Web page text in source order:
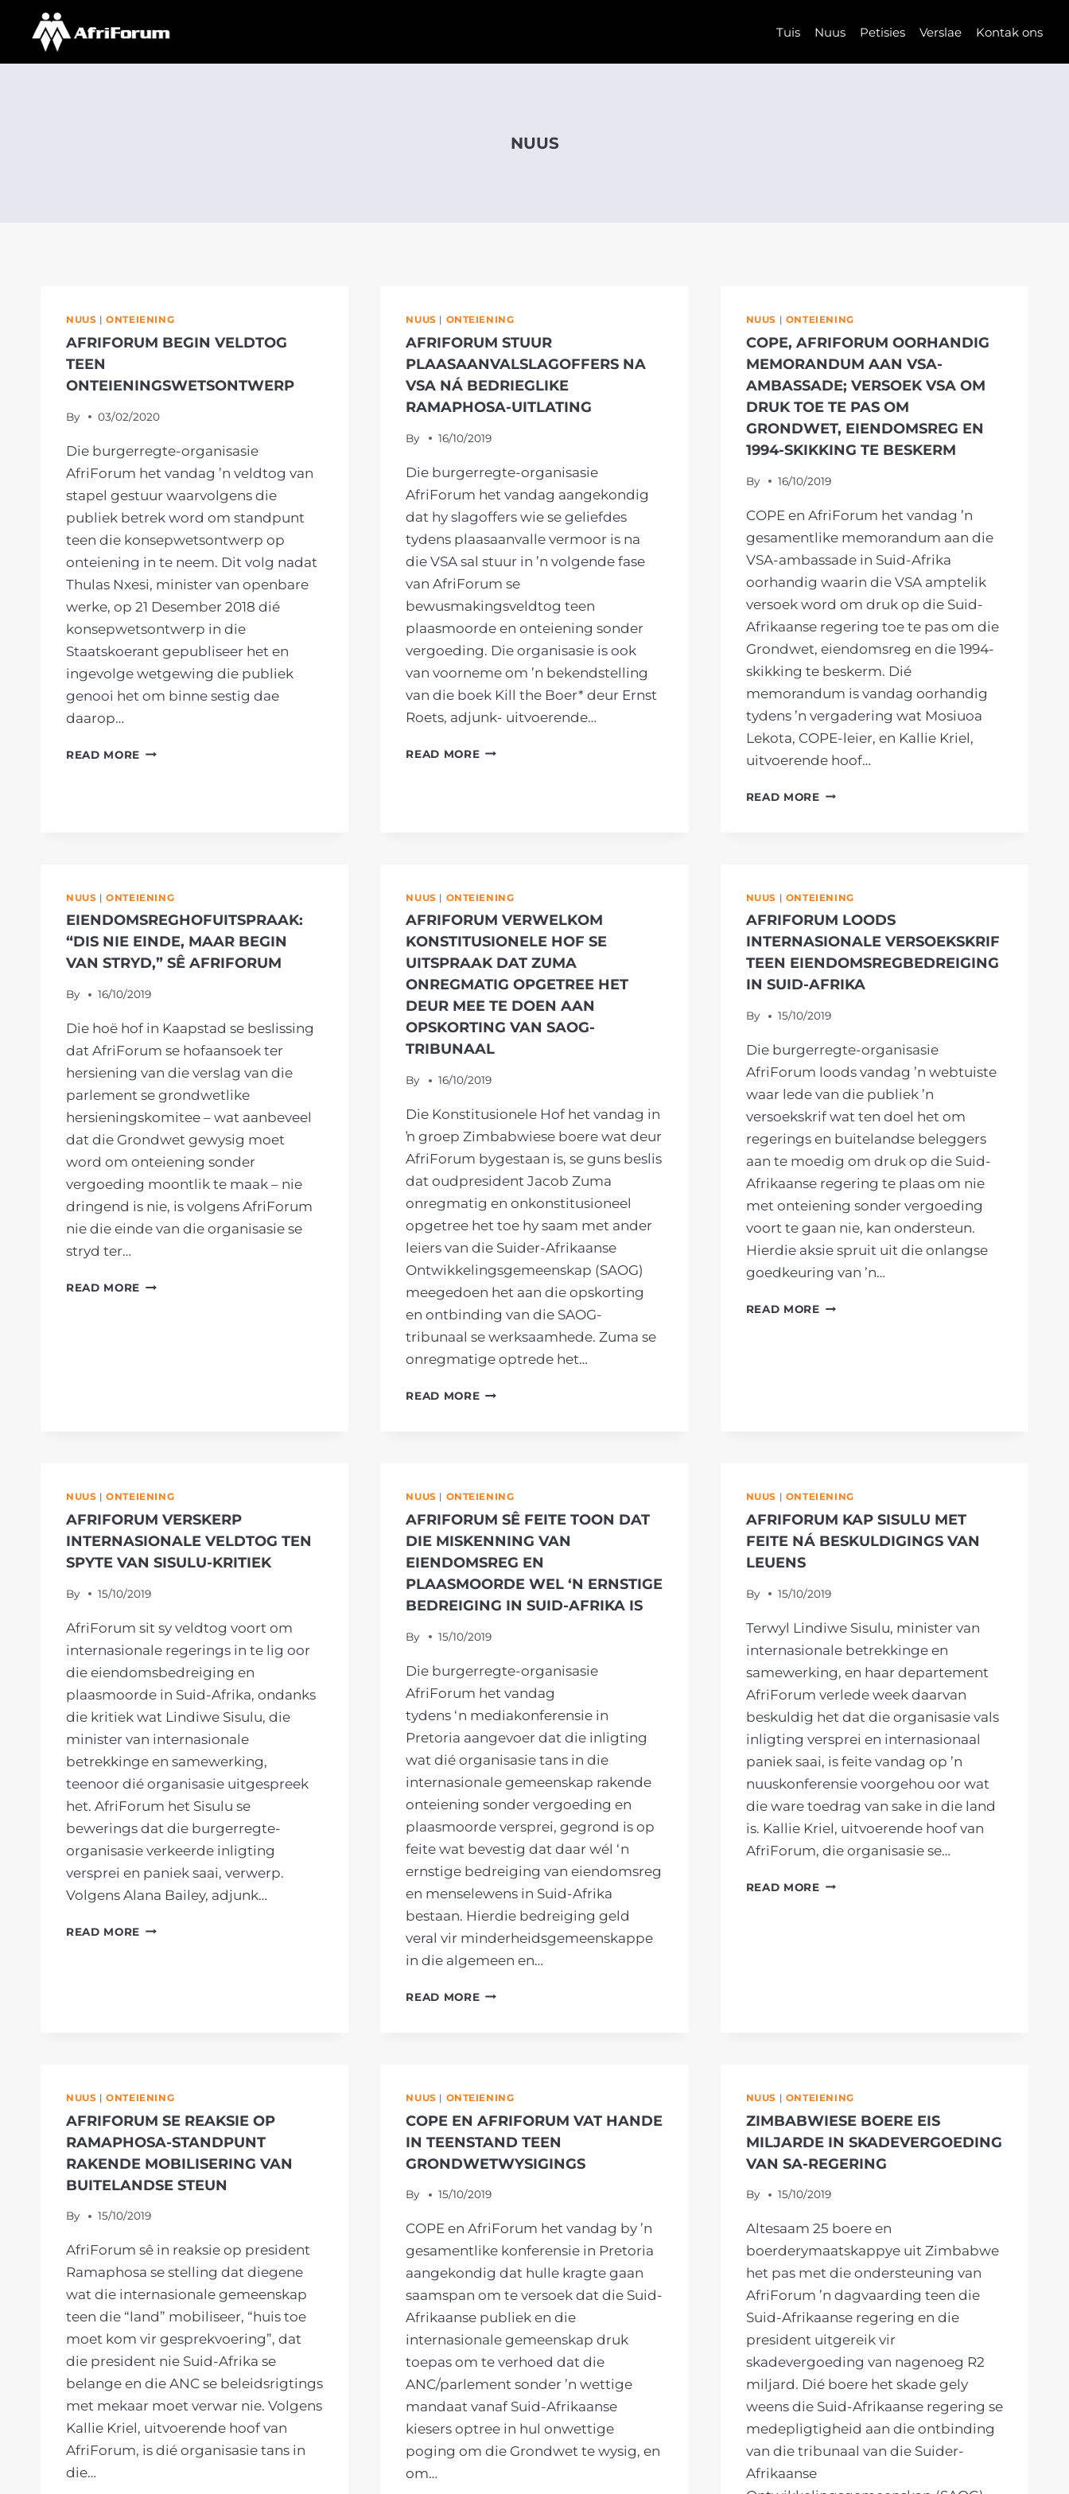
content
Tuis Nuus Petisies Verslae Kontak ons
NUUS
NUUS |ONTEIENING
AFRIFORUM BEGIN VELDTOG
TEEN
ONTEIENINGSWETSONTWERP
By 03/02/2020
Die burgerregte-organisasie
AfriForum het vandag ’n veldtog van
stapel gestuur waarvolgens die
publiek betrek word om standpunt
teen die konsepwetsontwerp op
onteiening in te neem. Dit volg nadat
Thulas Nxesi, minister van openbare
werke, op 21 Desember 2018 dié
konsepwetsontwerp in die
Staatskoerant gepubliseer het en
ingevolge wetgewing die publiek
genooi het om binne sestig dae
daarop…
READ MORE AFRIFORUM
NUUS | ONTEIENING
AFRIFORUM STUUR
PLAASAANVALSLAGOFFERS NA
VSA NÁ BEDRIEGLIKE
RAMAPHOSA-UITLATING
By 16/10/2019
Die burgerregte-organisasie
AfriForum het vandag aangekondig
dat hy slagoffers wie se geliefdes
tydens plaasaanvalle vermoor is na
die VSA sal stuur in ’n volgende fase
van AfriForum se
bewusmakingsveldtog teen
plaasmoorde en onteiening sonder
vergoeding. Die organisasie is ook
van voorneme om ’n bekendstelling
van die boek Kill the Boer* deur Ernst
Roets, adjunk- uitvoerende…
READ MOREAFRIFORUM
UITLATING
NUUS | ONTEIENING
COPE, AFRIFORUM OORHANDIG
MEMORANDUM AAN VSA-
AMBASSADE; VERSOEK VSA OM
DRUK TOE TE PAS OM
GRONDWET, EIENDOMSREG EN
1994-SKIKKING TE BESKERM
By 16/10/2019
COPE en AfriForum het vandag ’n
gesamentlike memorandum aan die
VSA-ambassade in Suid-Afrika
oorhandig waarin die VSA amptelik
versoek word om druk op die Suid-
Afrikaanse regering toe te pas om die
Grondwet, eiendomsreg en die 1994-
skikking te beskerm. Dié
memorandum is vandag oorhandig
tydens ’n vergadering wat Mosiuoa
Lekota, COPE-leier, en Kallie Kriel,
uitvoerende hoof…
READ MORECOPE,
AMBASSADE;
VERSOEK
VSA
OM
TOE
TE
OM
GRONDWET,
EN
1994-
SKIKKING
TE
BESKERM
NUUS |ONTEIENING
EIENDOMSREGHOFUITSPRAAK:
“DIS NIE EINDE, MAAR BEGIN
VAN STRYD,” SÊ AFRIFORUM
By 16/10/2019
Die hoë hof in Kaapstad se beslissing
dat AfriForum se hofaansoek ter
hersiening van die verslag van die
parlement se grondwetlike
hersieningskomitee – wat aanbeveel
dat die Grondwet gewysig moet
word om onteiening sonder
vergoeding moontlik te maak – nie
dringend is nie, is volgens AfriForum
nie die einde van die organisasie se
stryd ter…
READ MORE EIENDOMSREGHOFUITSPRAAK:
NUUS | ONTEIENING
AFRIFORUM VERWELKOM
KONSTITUSIONELE HOF SE
UITSPRAAK DAT ZUMA
ONREGMATIG OPGETREE HET
DEUR MEE TE DOEN AAN
OPSKORTING VAN SAOG-
TRIBUNAAL
By 16/10/2019
Die Konstitusionele Hof het vandag in
ŉ groep Zimbabwiese boere wat deur
AfriForum bygestaan is, se guns beslis
dat oudpresident Jacob Zuma
onregmatig en onkonstitusioneel
opgetree het toe hy saam met ander
leiers van die Suider-Afrikaanse
Ontwikkelingsgemeenskap (SAOG)
meegedoen het aan die opskorting
en ontbinding van die SAOG-
tribunaal se werksaamhede. Zuma se
onregmatige optrede het…
READ MOREAFRIFORUM
DAT
ZUMA
ONREGMATIG
OPGETREE
DEUR
MEE
AAN
SAOG-
TRIBUNAAL
NUUS | ONTEIENING
AFRIFORUM LOODS
INTERNASIONALE VERSOEKSKRIF
TEEN EIENDOMSREGBEDREIGING
IN SUID-AFRIKA
By 15/10/2019
Die burgerregte-organisasie
AfriForum loods vandag ’n webtuiste
waar lede van die publiek ’n
versoekskrif wat ten doel het om
regerings en buitelandse beleggers
aan te moedig om druk op die Suid-
Afrikaanse regering te plaas om nie
met onteiening sonder vergoeding
voort te gaan nie, kan ondersteun.
Hierdie aksie spruit uit die onlangse
goedkeuring van ’n…
READ MOREAFRIFORUM
NUUS |ONTEIENING
AFRIFORUM VERSKERP
INTERNASIONALE VELDTOG TEN
SPYTE VAN SISULU-KRITIEK
By 15/10/2019
AfriForum sit sy veldtog voort om
internasionale regerings in te lig oor
die eiendomsbedreiging en
plaasmoorde in Suid-Afrika, ondanks
die kritiek wat Lindiwe Sisulu, die
minister van internasionale
betrekkinge en samewerking,
teenoor dié organisasie uitgespreek
het. AfriForum het Sisulu se
bewerings dat die burgerregte-
organisasie verkeerde inligting
versprei en paniek saai, verwerp.
Volgens Alana Bailey, adjunk…
READ MORE AFRIFORUM
NUUS | ONTEIENING
AFRIFORUM SÊ FEITE TOON DAT
DIE MISKENNING VAN
EIENDOMSREG EN
PLAASMOORDE WEL ‘N ERNSTIGE
BEDREIGING IN SUID-AFRIKA IS
By 15/10/2019
Die burgerregte-organisasie
AfriForum het vandag
tydens ‘n mediakonferensie in
Pretoria aangevoer dat die inligting
wat dié organisasie tans in die
internasionale gemeenskap rakende
onteiening sonder vergoeding en
plaasmoorde versprei, gegrond is op
feite wat bevestig dat daar wél ‘n
ernstige bedreiging van eiendomsreg
en menselewens in Suid-Afrika
bestaan. Hierdie bedreiging geld
veral vir minderheidsgemeenskappe
in die algemeen en…
READ MOREAFRIFORUM
MISKENNING
VAN
EIENDOMSREG
EN
WEL
ERNSTIGE
BEDREIGING
IN
SUID-
AFRIKA
IS
NUUS | ONTEIENING
AFRIFORUM KAP SISULU MET
FEITE NÁ BESKULDIGINGS VAN
LEUENS
By 15/10/2019
Terwyl Lindiwe Sisulu, minister van
internasionale betrekkinge en
samewerking, en haar departement
AfriForum verlede week daarvan
beskuldig het dat die organisasie vals
inligting versprei en internasionaal
paniek saai, is feite vandag op ’n
nuuskonferensie voorgehou oor wat
die ware toedrag van sake in die land
is. Kallie Kriel, uitvoerende hoof van
AfriForum, die organisasie se…
READ MOREAFRIFORUM
NUUS |ONTEIENING
AFRIFORUM SE REAKSIE OP
RAMAPHOSA-STANDPUNT
RAKENDE MOBILISERING VAN
BUITELANDSE STEUN
By 15/10/2019
AfriForum sê in reaksie op president
Ramaphosa se stelling dat diegene
wat die internasionale gemeenskap
teen die “land” mobiliseer, “huis toe
moet kom vir gesprekvoering”, dat
die president nie Suid-Afrika se
belange en die ANC se beleidsrigtings
met mekaar moet verwar nie. Volgens
Kallie Kriel, uitvoerende hoof van
AfriForum, is dié organisasie tans in
die…
NUUS | ONTEIENING
COPE EN AFRIFORUM VAT HANDE
IN TEENSTAND TEEN
GRONDWETWYSIGINGS
By 15/10/2019
COPE en AfriForum het vandag by ’n
gesamentlike konferensie in Pretoria
aangekondig dat hulle kragte gaan
saamspan om te versoek dat die Suid-
Afrikaanse publiek en die
internasionale gemeenskap druk
toepas om te verhoed dat die
ANC/parlement sonder ’n wettige
mandaat vanaf Suid-Afrikaanse
kiesers optree in hul onwettige
poging om die Grondwet te wysig, en
om…
NUUS | ONTEIENING
ZIMBABWIESE BOERE EIS
MILJARDE IN SKADEVERGOEDING
VAN SA-REGERING
By 15/10/2019
Altesaam 25 boere en
boerderymaatskappye uit Zimbabwe
het pas met die ondersteuning van
AfriForum ’n dagvaarding teen die
Suid-Afrikaanse regering en die
president uitgereik vir
skadevergoeding van nagenoeg R2
miljard. Dié boere het skade gely
weens die Suid-Afrikaanse regering se
medepligtigheid aan die ontbinding
van die tribunaal van die Suider-
Afrikaanse